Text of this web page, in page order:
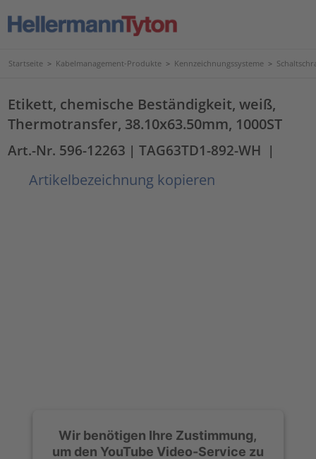
Startseite > Kabelmanagement-Produkte > Kennzeichnungssysteme >
Etikett, chemische Beständigkeit, weiß,
Thermotransfer, 38.10x63.50mm, 1000ST
Art.-Nr. 596-12263 | TAG63TD1-892-WH |
Artikelbezeichnung kopieren
Wir benötigen Ihre Zustimmung,
um den YouTube Video-Service zu